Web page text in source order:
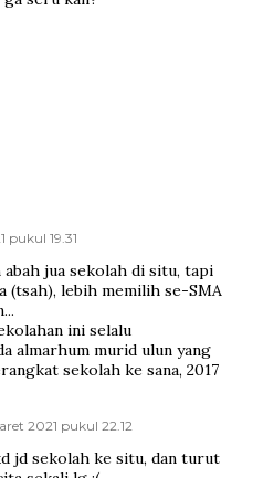
pukul 19.31
jua sekolah di situ, tapi
(tsah), lebih memilih se-SMA
ini selalu
almarhum murid ulun yang
sekolah ke sana, 2017
2021 pukul 22.12
jd sekolah ke situ, dan turut